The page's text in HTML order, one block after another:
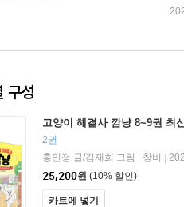
구성
고양이 해결사 깜냥 8~9권 최
2권
홍민정 글/김재희 그림
창비
25,200원 (10% 할인)
카트에 넣기